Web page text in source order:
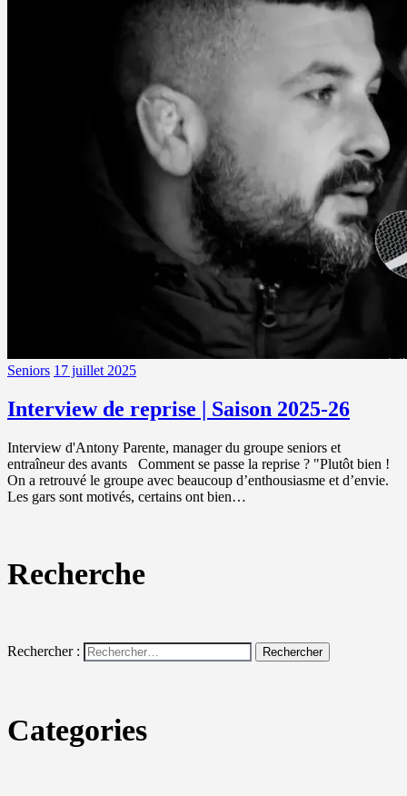
Seniors 17 juillet 2025
Interview de reprise | Saison 2025-26
Interview d'Antony Parente, manager du groupe seniors et
entraîneur des avants Comment se passe la reprise ? "Plutôt bien !
On a retrouvé le groupe avec beaucoup d’enthousiasme et d’envie.
Les gars sont motivés, certains ont bien…
Recherche
Rechercher :
Categories